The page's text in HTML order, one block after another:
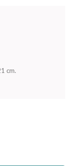
cm.